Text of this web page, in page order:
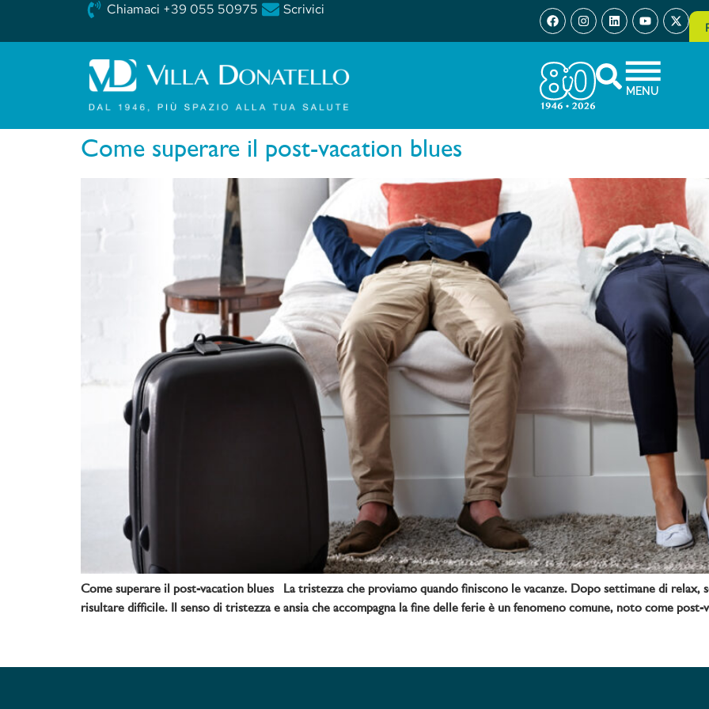
Chiamaci +39 055 50975 Scrivici
MENU
Come superare il post-vacation blues
Come superare il post-vacation blues La tristezza che proviamo quando finiscono le vacanze. Dopo settimane di relax,
risultare difficile. Il senso di tristezza e ansia che accompagna la fine delle ferie è un fenomeno comune, noto come